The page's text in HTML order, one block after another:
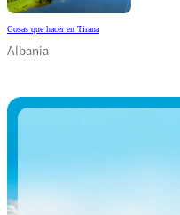
Cosas que hacer en Tirana
Albania